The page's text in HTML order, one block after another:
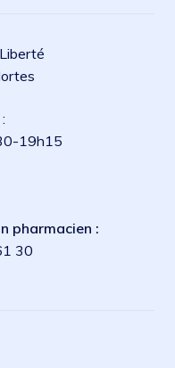
:
19h15
pharmacien :
30